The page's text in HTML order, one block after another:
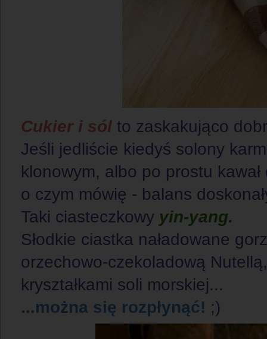
Cukier i sól to zaskakująco
Jeśli jedliście kiedyś solony
klonowym, albo po prostu
o czym mówię - balans
Taki ciasteczkowy yin-yang.
Słodkie ciastka naładowane
orzechowo-czekoladową
kryształkami soli morskiej...
...można się rozpłynąć! ;)